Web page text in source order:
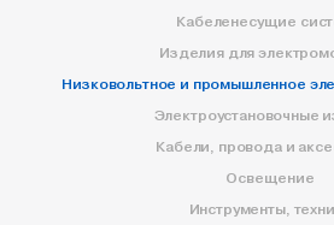
Кабеленесущие
Изделия для
Низковольтное и промышленное
Электроустановочные
Кабели, провода и
Освещение
Инструменты,